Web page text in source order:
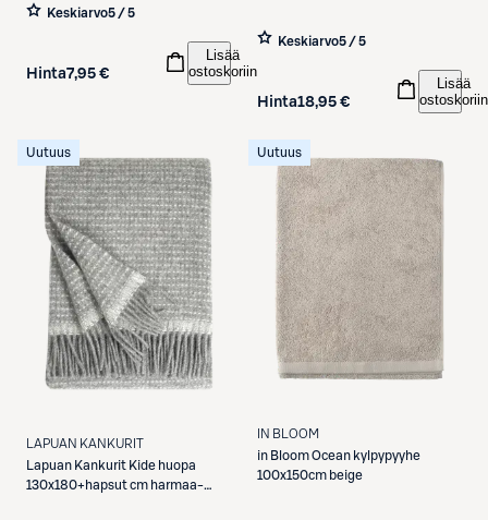
Keskiarvo5 / 5
Hinta7,95 €
Lisää
ostoskoriin
Keskiarvo5 / 5
Hinta18,95 €
Lisää
ostoskoriin
Uutuus
LAPUAN KANKURIT
Lapuan Kankurit Kide huopa
130x180+hapsut cm harmaa-
Uutuus
IN BLOOM
in BloomOcean kylpypyyhe
100x150cm beige